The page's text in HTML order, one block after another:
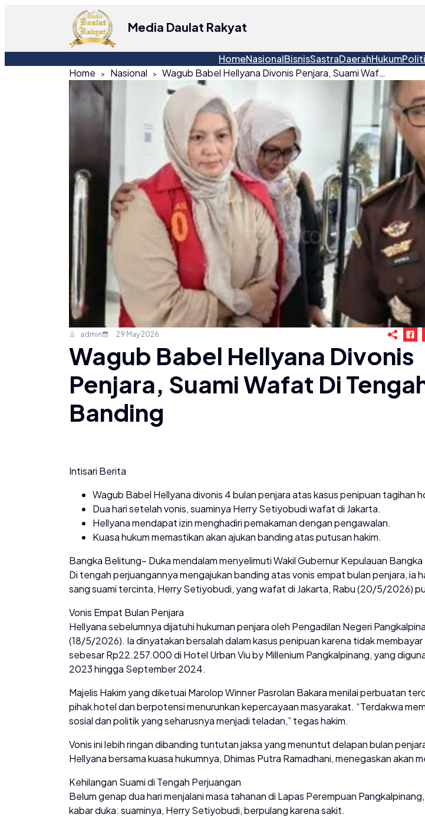
Media Daulat Rakyat
HomeNasionalBisnisSastraDaerahHukum
Home
Nasional Wagub Babel Hellyana Divonis Penjara, Suami Wafat di Tengah Upaya Banding
admin 29 May 2026
Wagub Babel Hellyana Divonis
Penjara, Suami Wafat Di
Banding
Intisari Berita
Wagub Babel Hellyana divonis 4 bulan penjara atas kasus penipuan tagihan
Dua hari setelah vonis, suaminya Herry Setiyobudi wafat di Jakarta.
Hellyana mendapat izin menghadiri pemakaman dengan pengawalan.
Kuasa hukum memastikan akan ajukan banding atas putusan hakim.
Bangka Belitung– Duka mendalam menyelimuti Wakil Gubernur Kepulauan
Di tengah perjuangannya mengajukan banding atas vonis empat bulan penjara, ia
sang suami tercinta, Herry Setiyobudi, yang wafat di Jakarta, Rabu (20/5/2026)
Vonis Empat Bulan Penjara
Hellyana sebelumnya dijatuhi hukuman penjara oleh Pengadilan Negeri
(18/5/2026). Ia dinyatakan bersalah dalam kasus penipuan karena tidak
sebesar Rp22.257.000 di Hotel Urban Viu by Millenium Pangkalpinang, yang
2023 hingga September 2024.
Majelis Hakim yang diketuai Marolop Winner Pasrolan Bakara menilai perbuatan
pihak hotel dan berpotensi menurunkan kepercayaan masyarakat. “Terdakwa
sosial dan politik yang seharusnya menjadi teladan,” tegas hakim.
Vonis ini lebih ringan dibanding tuntutan jaksa yang menuntut delapan bulan
Hellyana bersama kuasa hukumnya, Dhimas Putra Ramadhani, menegaskan akan
Kehilangan Suami di Tengah Perjuangan
Belum genap dua hari menjalani masa tahanan di Lapas Perempuan
kabar duka: suaminya, Herry Setiyobudi, berpulang karena sakit.